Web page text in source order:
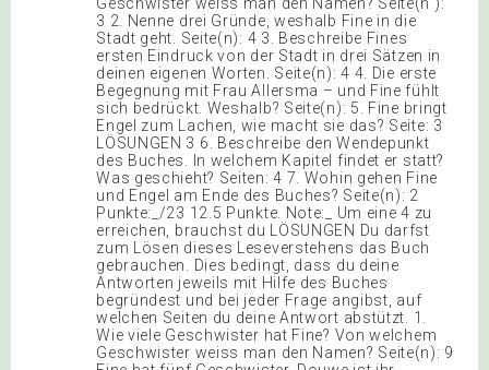
3 2. Nenne drei Gründe, weshalb Fine in die
Stadt geht. Seite(n): 4 3. Beschreibe Fines
ersten Eindruck von der Stadt in drei Sätzen in
deinen eigenen Worten. Seite(n): 4 4. Die erste
Begegnung mit Frau Allersma – und Fine fühlt
sich bedrückt. Weshalb? Seite(n): 5. Fine bringt
Engel zum Lachen, wie macht sie das? Seite: 3
LÖSUNGEN 3 6. Beschreibe den Wendepunkt
des Buches. In welchem Kapitel findet er statt?
Was geschieht? Seiten: 4 7. Wohin gehen Fine
und Engel am Ende des Buches? Seite(n): 2
Punkte:_/23 12.5 Punkte. Note:_ Um eine 4 zu
erreichen, brauchst du LÖSUNGEN Du darfst
zum Lösen dieses Leseverstehens das Buch
gebrauchen. Dies bedingt, dass du deine
Antworten jeweils mit Hilfe des Buches
begründest und bei jeder Frage angibst, auf
welchen Seiten du deine Antwort abstützt. 1.
Wie viele Geschwister hat Fine? Von welchem
Geschwister weiss man den Namen? Seite(n): 9